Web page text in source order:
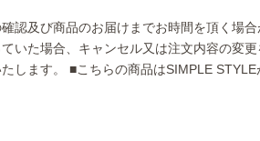
認及び商品のお届けまでお時間を頂く場合
いた場合、キャンセル又は注文内容の変
します。 ■こちらの商品はSIMPLE